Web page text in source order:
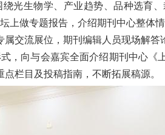
光生物学、产业趋势、品种选育
上做专题报告，介绍期刊中心整体情
属交流展位， 期刊编辑人员现场解答
，向与会嘉宾全面介绍期刊中心《
点栏目及投稿指南 ，不断拓展稿源。